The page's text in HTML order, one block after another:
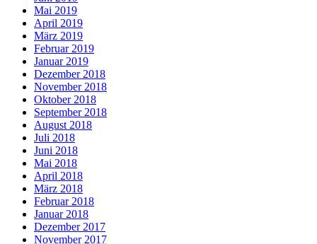
Mai 2019
April 2019
März 2019
Februar 2019
Januar 2019
Dezember 2018
November 2018
Oktober 2018
September 2018
August 2018
Juli 2018
Juni 2018
Mai 2018
April 2018
März 2018
Februar 2018
Januar 2018
Dezember 2017
November 2017